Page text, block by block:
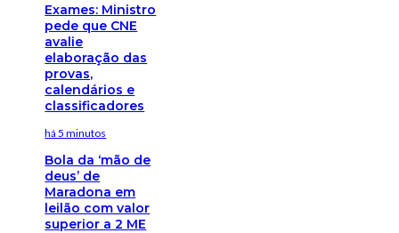
Exames: Ministro
pede que CNE
avalie
elaboração das
provas,
calendários e
classificadores
há 5 minutos
Bola da ‘mão de
deus’ de
Maradona em
leilão com valor
superior a 2 ME